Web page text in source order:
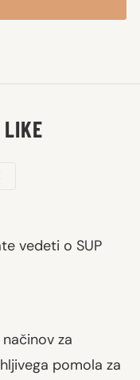
LIKE
vedeti o SUP
za
pomola za